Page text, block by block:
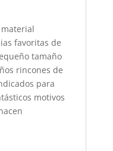
favoritas de
tamaño
rincones de
para
motivos